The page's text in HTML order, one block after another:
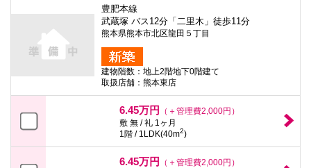
豊肥本線
武蔵塚 バス12分「二里木」徒歩11分
熊本県熊本市北区龍田５丁目
建物階数：地上2階地下0階建て
取扱店舗：熊本東店
6.45万円
（＋管理費2,000円）
敷 無 / 礼 1ヶ月
1階 / 1LDK(40m2)
6.45万円
（＋管理費2,000円）